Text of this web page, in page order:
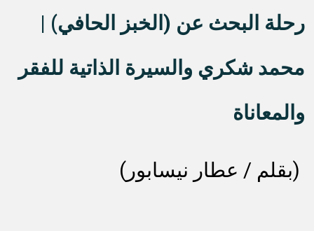
رحلة البحث عن (الخبز الحافي) |
محمد شكري والسيرة الذاتية للفقر
والمعاناة
(بقلم / عطار نيسابور)